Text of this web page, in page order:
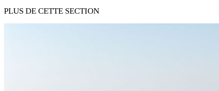
PLUS DE CETTE SECTION